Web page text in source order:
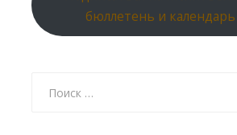
бюллетень и календарь